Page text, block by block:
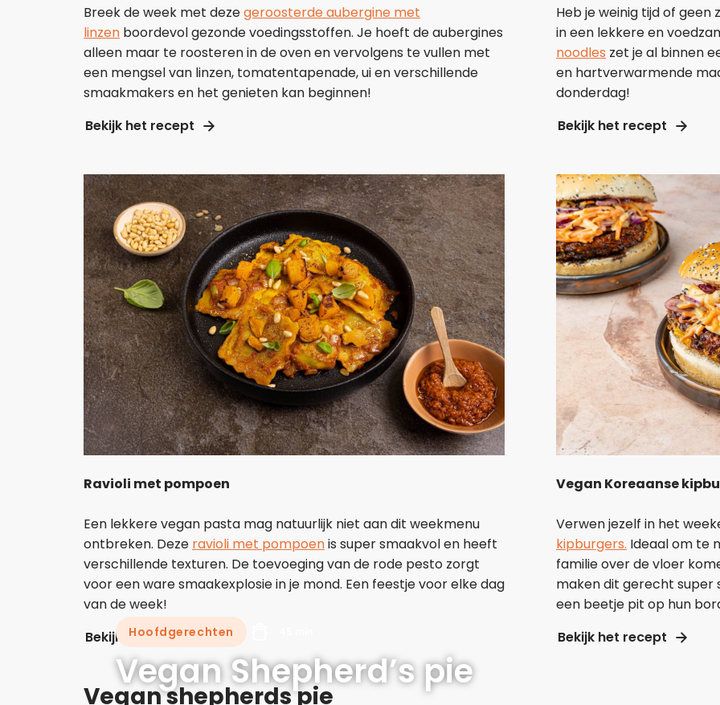
Breek de week met dezegeroosterde aubergine met
linzen boordevol gezonde voedingsstoffen. Je hoeft de aubergines
alleen maar te roosteren in de oven en vervolgens te vullen met
een mengsel van linzen, tomatentapenade, ui en verschillende
smaakmakers en het genieten kan beginnen!
Bekijk het recept
Heb je weinig tijd of geen
in een lekkere en
noodles zet je al binnen
en hartverwarmende
donderdag!
Bekijk het recept
Ravioli met pompoen
Een lekkere vegan pasta mag natuurlijk niet aan dit weekmenu
ontbreken. Deze ravioli met pompoenis super smaakvol en heeft
verschillende texturen. De toevoeging van de rode pesto zorgt
voor een ware smaakexplosie in je mond. Een feestje voor elke dag
van de week!
Bekijk het recept
Vegan Koreaanse
Verwen jezelf in het
kipburgers. Ideaal om te
familie over de vloer
maken dit gerecht super
een beetje pit op hun
Bekijk het recept
Vegan shepherds pie
Hoofdgerechten
Vegan Shepherd’s pie